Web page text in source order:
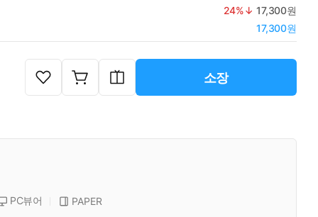
24%↓ 17,300원
17,300원
소장
PC뷰어 PAPER